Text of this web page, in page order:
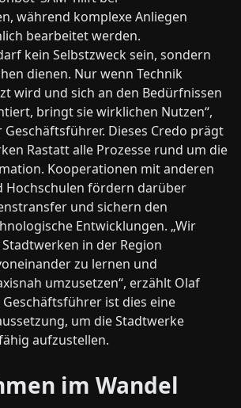
während komplexe Anliegen
bearbeitet werden.
kein Selbstzweck sein, sondern
dienen. Nur wenn Technik
wird und sich an den Bedürfnissen
bringt sie wirklichen Nutzen“,
Dieses Credo prägt
Rastatt alle Prozesse rund um die
Kooperationen mit anderen
Hochschulen fördern darüber
und sichern den
Entwicklungen. „Wir
in der Region
zu lernen und
umzusetzen“, erzählt Olaf
Geschäftsführer ist dies eine
um die Stadtwerke
aufzustellen.
im Wandel